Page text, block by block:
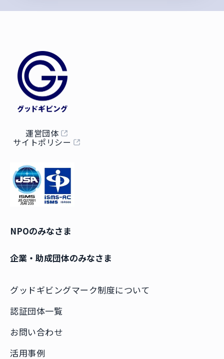
運営団体
サイトポリシー
NPOのみなさま
企業・助成団体のみなさま
グッドギビングマーク制度について
認証団体一覧
お問い合わせ
活用事例